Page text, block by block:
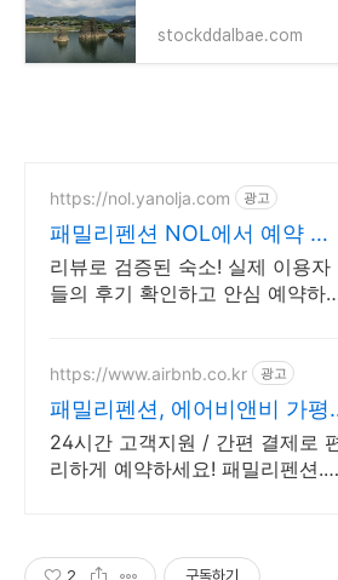
stockddalbae.com
https://nol.yanolja.com 광고
패밀리펜션 NOL에서 예약 매
일 NOL DRAW 추첨!
리뷰로 검증된 숙소! 실제 이용자
들의 후기 확인하고 안심 예약하
https://www.airbnb.co.kr 광고
패밀리펜션, 에어비앤비 가평
인기숙소 둘러보기
24시간 고객지원 / 간편 결제로
리하게 예약하세요! 패밀리펜션.
2 구독하기